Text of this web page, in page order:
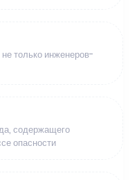
только инженеров-
содержащего
опасности